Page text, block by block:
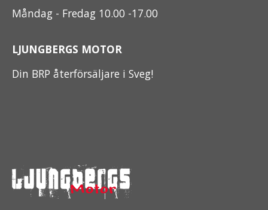
Måndag - Fredag 10.00 -17.00
LJUNGBERGS MOTOR
Din BRP återförsäljare i Sveg!